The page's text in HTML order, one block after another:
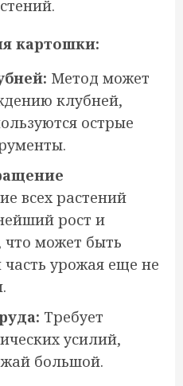
картошки:
Метод может
клубней,
острые
всех растений
рост и
что может быть
урожая еще не
Требует
усилий,
большой.